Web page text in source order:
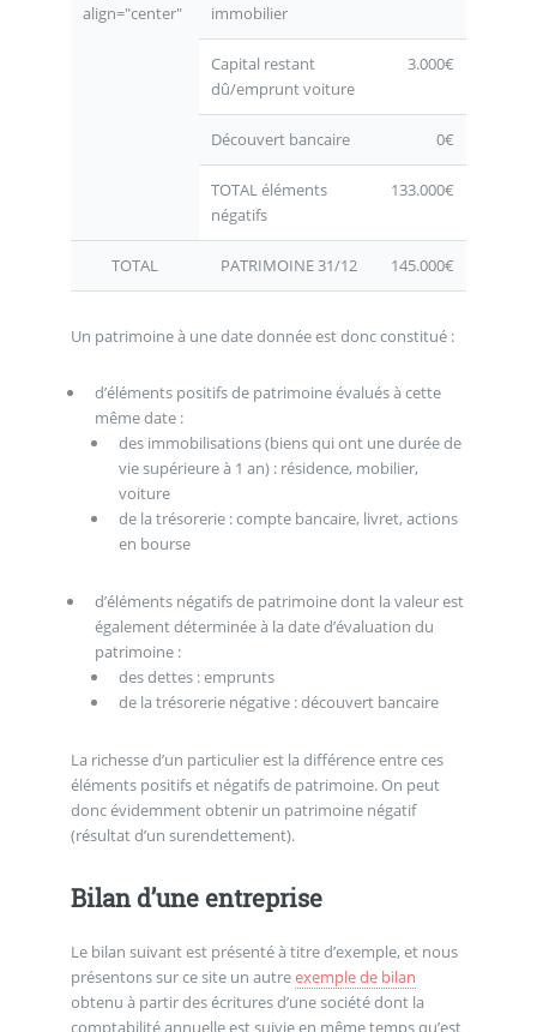
align="center"
immobilier
Capital restant
dû/emprunt voiture
3.000€
Découvert bancaire 0€
TOTAL éléments
négatifs
133.000€
TOTAL PATRIMOINE 31/12 145.000€
Un patrimoine à une date donnée est donc constitué :
d’éléments positifs de patrimoine évalués à cette
même date :
des immobilisations (biens qui ont une durée de
vie supérieure à 1 an) : résidence, mobilier,
voiture
de la trésorerie : compte bancaire, livret, actions
en bourse
d’éléments négatifs de patrimoine dont la valeur est
également déterminée à la date d’évaluation du
patrimoine :
des dettes : emprunts
de la trésorerie négative : découvert bancaire
La richesse d’un particulier est la différence entre ces
éléments positifs et négatifs de patrimoine. On peut
donc évidemment obtenir un patrimoine négatif
(résultat d’un surendettement).
Bilan d’une entreprise
Le bilan suivant est présenté à titre d’exemple, et nous
présentons sur ce site un autreexemple de bilan
obtenu à partir des écritures d’une société dont la
comptabilité annuelle est suivie en même temps qu’est